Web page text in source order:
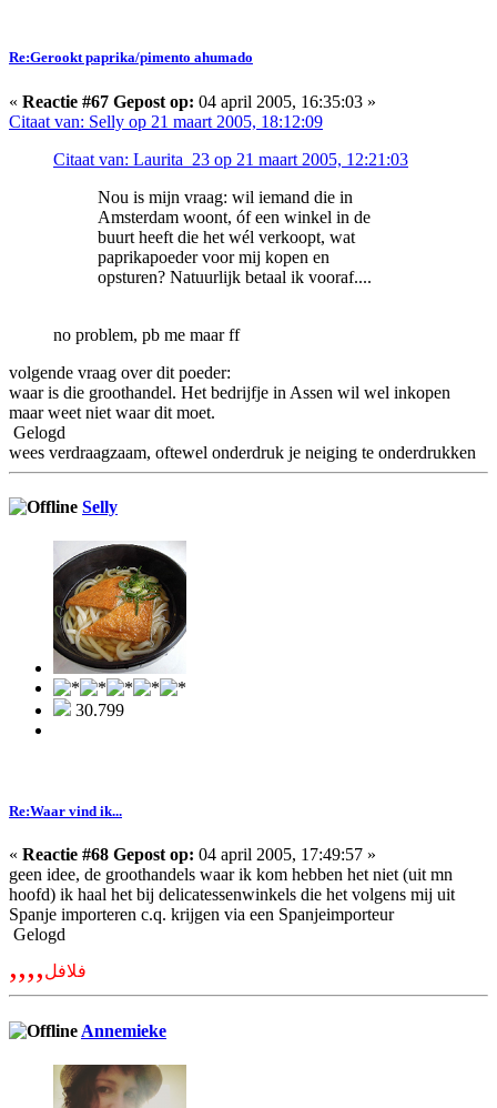
Re:Gerookt paprika/pimento ahumado
« Reactie #67 Gepost op: 04 april 2005, 16:35:03 »
Citaat van: Selly op 21 maart 2005, 18:12:09
Citaat van: Laurita_23 op 21 maart 2005, 12:21:03
Nou is mijn vraag: wil iemand die in
Amsterdam woont, óf een winkel in de
buurt heeft die het wél verkoopt, wat
paprikapoeder voor mij kopen en
opsturen? Natuurlijk betaal ik vooraf....
no problem, pb me maar ff
volgende vraag over dit poeder:
waar is die groothandel. Het bedrijfje in Assen wil wel inkopen
maar weet niet waar dit moet.
Gelogd
wees verdraagzaam, oftewel onderdruk je neiging te onderdrukken
Selly
30.799
Re:Waar vind ik...
« Reactie #68 Gepost op: 04 april 2005, 17:49:57 »
geen idee, de groothandels waar ik kom hebben het niet (uit mn
hoofd) ik haal het bij delicatessenwinkels die het volgens mij uit
Spanje importeren c.q. krijgen via een Spanjeimporteur
Gelogd
,,,,فلافل
Annemieke